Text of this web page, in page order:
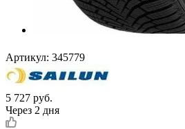
Артикул: 345779
5 727 руб.
Через 2 дня